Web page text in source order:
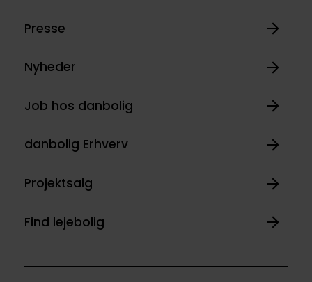
Presse
Nyheder
Job hos danbolig
danbolig Erhverv
Projektsalg
Find lejebolig